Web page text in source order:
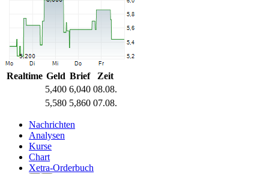
Realtime Geld Brief
Zeit
5,400 6,040 08.08.
5,580 5,860 07.08.
Nachrichten
Analysen
Kurse
Chart
Xetra-Orderbuch